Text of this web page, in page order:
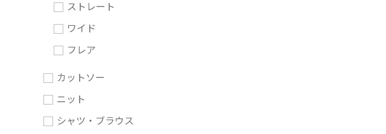
ストレート
ワイド
フレア
カットソー
ニット
シャツ・ブラウス